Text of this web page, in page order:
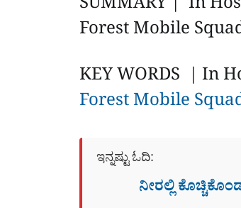
SUMMARY | In
Forest Mobile
KEY WORDS | In
Forest Mobile
ಇನ್ನಷ್ಟು ಓದಿ:
ನೀರಲ್ಲಿ